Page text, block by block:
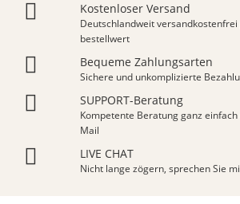
Kostenloser Versand
Deutschlandweit versandkostenfrei
bestellwert
Bequeme Zahlungsarten
Sichere und unkomplizierte
SUPPORT-Beratung
Kompetente Beratung ganz
Mail
LIVE CHAT
Nicht lange zögern, sprechen Sie